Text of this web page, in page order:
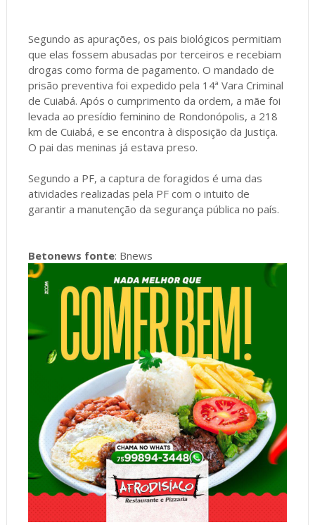
Segundo as apurações, os pais biológicos permitiam
que elas fossem abusadas por terceiros e recebiam
drogas como forma de pagamento. O mandado de
prisão preventiva foi expedido pela 14ª Vara Criminal
de Cuiabá. Após o cumprimento da ordem, a mãe foi
levada ao presídio feminino de Rondonópolis, a 218
km de Cuiabá, e se encontra à disposição da Justiça.
O pai das meninas já estava preso.
Segundo a PF, a captura de foragidos é uma das
atividades realizadas pela PF com o intuito de
garantir a manutenção da segurança pública no país.
Betonews fonte: Bnews